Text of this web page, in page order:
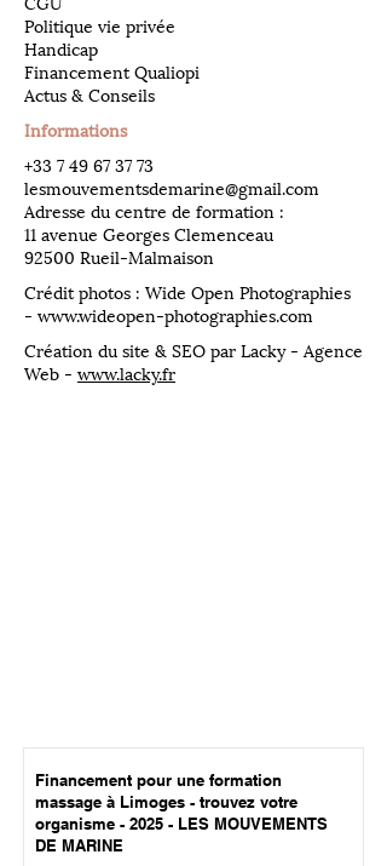
Politique vie privée
Handicap
Financement Qualiopi
Actus & Conseils
Informations
​+33 7 49 67 37 73
lesmouvementsdemarine@gmail.com
Adresse du centre de formation :
11 avenue Georges Clemenceau
92500 Rueil-Malmaison
Crédit photos : Wide Open Photographies
- www.wideopen-photographies.com
Création du site & SEO par Lacky - Agence
Web - www.lacky.fr
Financement pour une formation
massage à Limoges - trouvez votre
organisme - 2025 - LES MOUVEMENTS
DE MARINE